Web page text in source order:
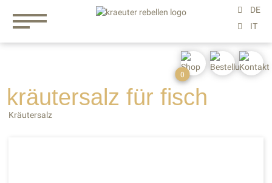
kräutersalz für fisch
Kräutersalz
0